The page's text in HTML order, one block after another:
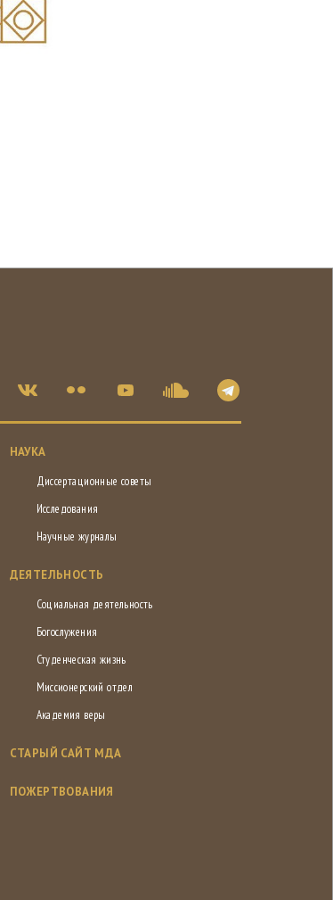
НАУКА
Диссертационные советы
Исследования
Научные журналы
ДЕЯТЕЛЬНОСТЬ
Социальная деятельность
Богослужения
Студенческая жизнь
Миссионерский отдел
Академия веры
СТАРЫЙ САЙТ МДА
ПОЖЕРТВОВАНИЯ